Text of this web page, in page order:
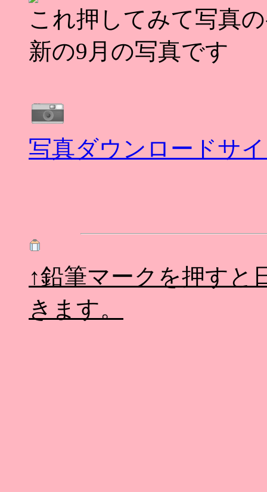
これ押してみて写真
新の9月の写真です
写真ダウンロードサ
↑鉛筆マークを押すと
きます。